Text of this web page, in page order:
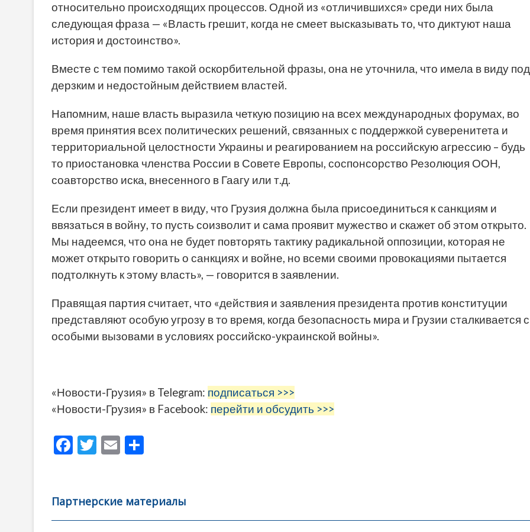
относительно происходящих процессов. Одной из «отличившихся» среди них была
следующая фраза — «Власть грешит, когда не смеет высказывать то, что диктуют наша
история и достоинство».
Вместе с тем помимо такой оскорбительной фразы, она не уточнила, что имела в виду под
дерзким и недостойным действием властей.
Напомним, наше власть выразила четкую позицию на всех международных форумах, во
время принятия всех политических решений, связанных с поддержкой суверенитета и
территориальной целостности Украины и реагированием на российскую агрессию – будь
то приостановка членства России в Совете Европы, соспонсорство Резолюция ООН,
соавторство иска, внесенного в Гаагу или т.д.
Если президент имеет в виду, что Грузия должна была присоединиться к санкциям и
ввязаться в войну, то пусть соизволит и сама проявит мужество и скажет об этом открыто.
Мы надеемся, что она не будет повторять тактику радикальной оппозиции, которая не
может открыто говорить о санкциях и войне, но всеми своими провокациями пытается
подтолкнуть к этому власть», — говорится в заявлении.
Правящая партия считает, что «действия и заявления президента против конституции
представляют особую угрозу в то время, когда безопасность мира и Грузии сталкивается с
особыми вызовами в условиях российско-украинской войны».
«Новости-Грузия» в Telegram: подписаться >>>
«Новости-Грузия» в Facebook: перейти и обсудить >>>
F
b
o
T
er
E
l
а
в
Партнерские материалы